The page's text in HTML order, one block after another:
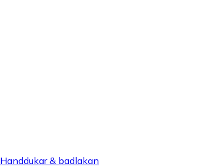
Handdukar & badlakan